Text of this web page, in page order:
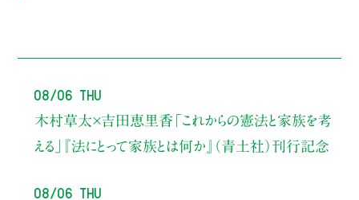
08/06 Thu
木村草太×吉田恵里香 「これからの憲法と家族を考
える」
『法にとって家族とは何か』（青土社）刊行記念
08/06 Thu